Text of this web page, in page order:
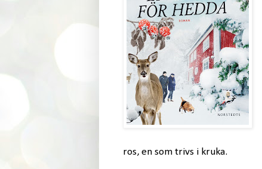
ros, en som trivs i kruka.